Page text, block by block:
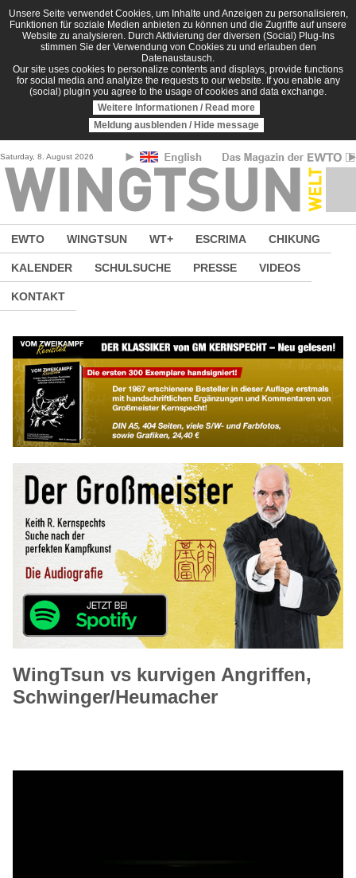
Direkt zum Inhalt
Unsere Seite verwendet Cookies, um Inhalte und Anzeigen zu personalisieren,
Funktionen für soziale Medien anbieten zu können und die Zugriffe auf unsere
Website zu analysieren. Durch Aktivierung der diversen (Social) Plug-Ins
stimmen Sie der Verwendung von Cookies zu und erlauben den
Datenaustausch.
Our site uses cookies to personalize contents and displays, provide functions
for social media and analyize the requests to our website. If you enable any
(social) plugin you agree to the usage of cookies and data exchange.
Weitere Informationen / Read more
Meldung ausblenden / Hide message
Saturday, 8. August 2026
EWTO WINGTSUN WT+ ESCRIMA CHIKUNG
KALENDER SCHULSUCHE PRESSE VIDEOS
KONTAKT
WingTsun vs kurvigen Angriffen,
Schwinger/Heumacher